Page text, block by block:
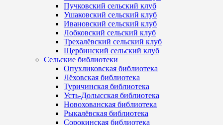
Пучковский сельский клуб
Ушаковский сельский клуб
Ивановский сельский клуб
Лобковский сельский клуб
Трехалёвский сельский клуб
Щербинский сельский клуб
Сельские библиотеки
Опухликовская библиотека
Лёховская библиотека
Туричинская библиотека
Усть-Долысская библиотека
Новохованская библиотека
Рыкалёвская библиотека
Сорокинская библиотека